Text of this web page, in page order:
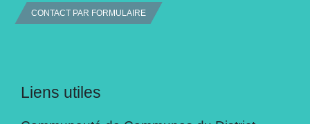
CONTACT PAR FORMULAIRE
Liens utiles